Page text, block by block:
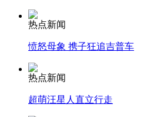
热点新闻
愤怒母象 携子狂追吉普车
热点新闻
超萌汪星人直立行走